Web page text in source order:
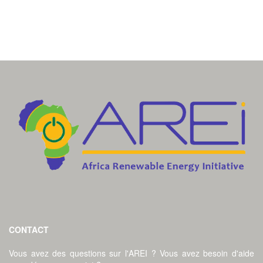
CONTACT
Vous avez des questions sur l'AREI ? Vous avez besoin d'aide